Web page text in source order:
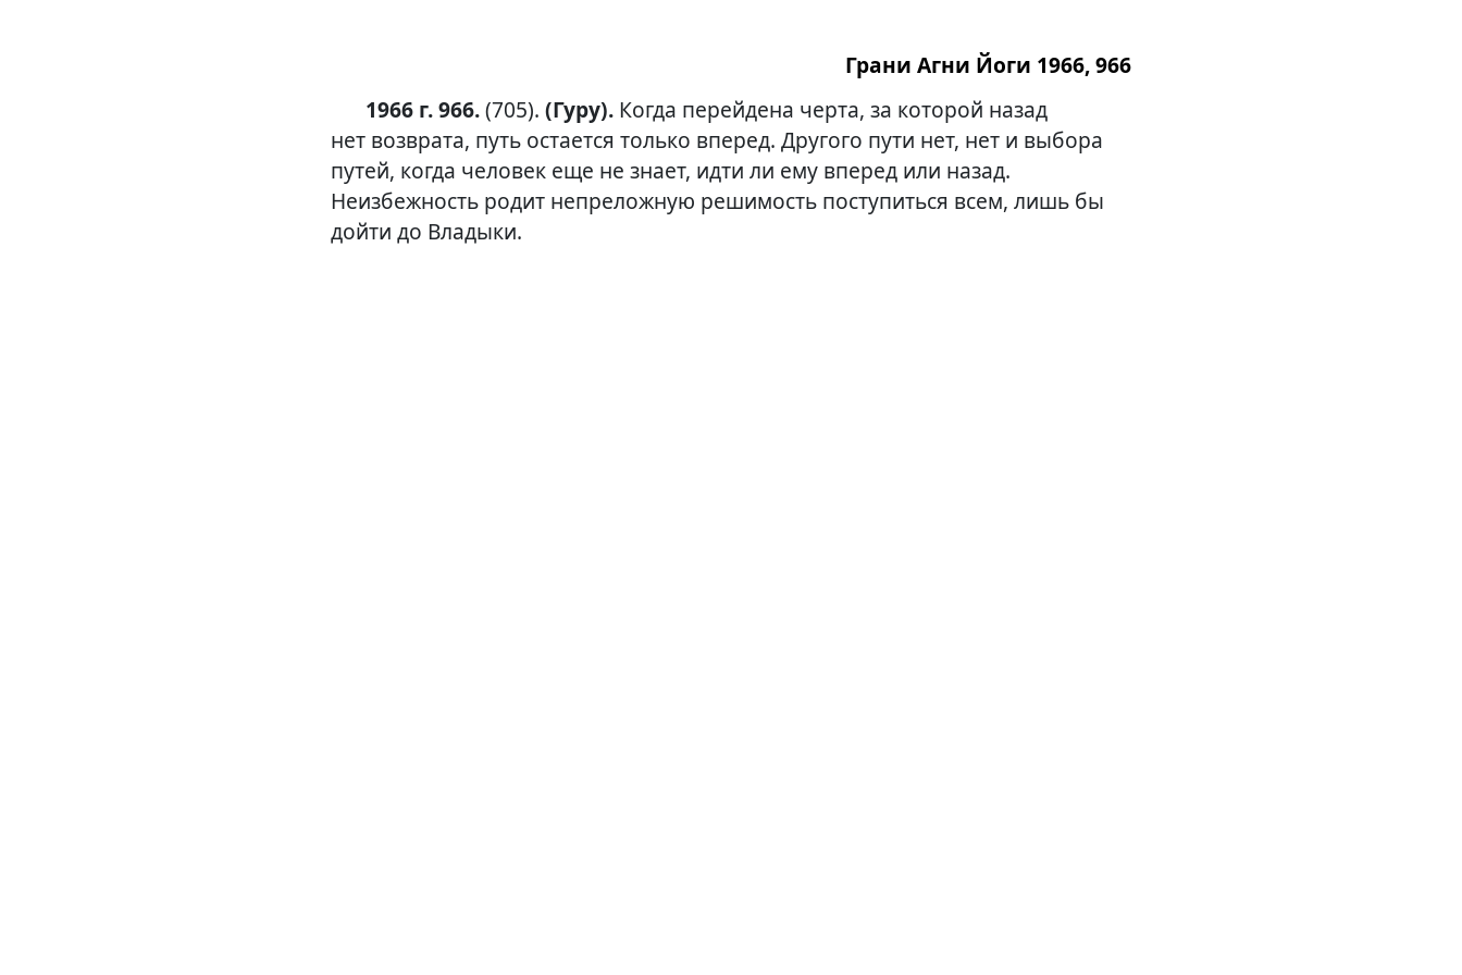
Грани Агни Йоги 1966, 966
1966 г. 966.(705). (Гуру). Когда перейдена черта, за которой назад
нет возврата, путь остается только вперед. Другого пути нет, нет и выбора
путей, когда человек еще не знает, идти ли ему вперед или назад.
Неизбежность родит непреложную решимость поступиться всем, лишь бы
дойти до Владыки.